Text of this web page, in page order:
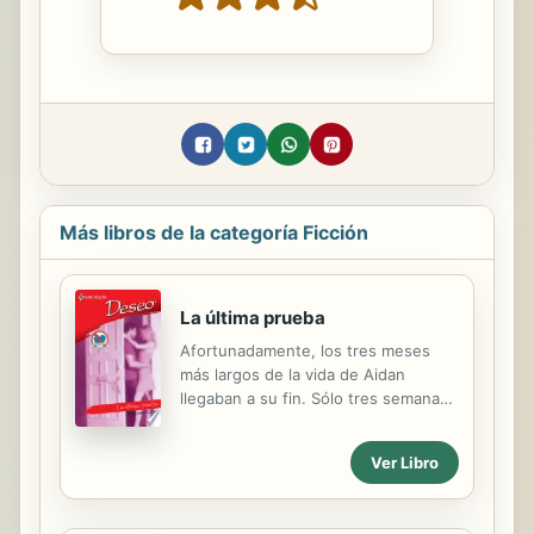
Más libros de la categoría Ficción
La última prueba
Afortunadamente, los tres meses
más largos de la vida de Aidan
llegaban a su fin. Sólo tres semanas
hecho con sus hermanos en la cual
habían prometido aguantar noventa
Ver Libro